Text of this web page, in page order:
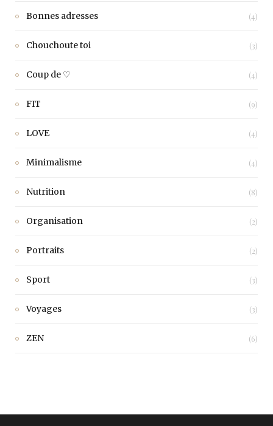
Bonnes adresses (4)
Chouchoute toi (3)
Coup de ♡ (4)
FIT (9)
LOVE (4)
Minimalisme (4)
Nutrition (8)
Organisation (2)
Portraits (2)
Sport (3)
Voyages (3)
ZEN (6)